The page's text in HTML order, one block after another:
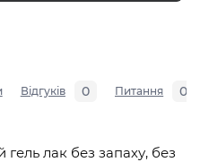
Відгуків 0 Питання 0
лак без запаху, без